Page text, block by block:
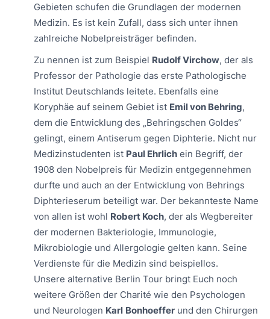
Gebieten schufen die Grundlagen der modernen
Medizin. Es ist kein Zufall, dass sich unter ihnen
zahlreiche Nobelpreisträger befinden.
Zu nennen ist zum Beispiel Rudolf Virchow, der als
Professor der Pathologie das erste Pathologische
Institut Deutschlands leitete. Ebenfalls eine
Koryphäe auf seinem Gebiet ist Emil von Behring,
dem die Entwicklung des „Behringschen Goldes“
gelingt, einem Antiserum gegen Diphterie. Nicht nur
Medizinstudenten ist Paul Ehrlich ein Begriff, der
1908 den Nobelpreis für Medizin entgegennehmen
durfte und auch an der Entwicklung von Behrings
Diphterieserum beteiligt war. Der bekannteste Name
von allen ist wohl Robert Koch, der als Wegbereiter
der modernen Bakteriologie, Immunologie,
Mikrobiologie und Allergologie gelten kann. Seine
Verdienste für die Medizin sind beispiellos.
Unsere alternative Berlin Tour bringt Euch noch
weitere Größen der Charité wie den Psychologen
und Neurologen Karl Bonhoeffer und den Chirurgen